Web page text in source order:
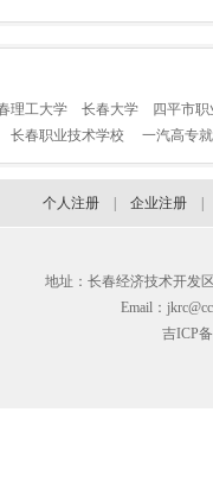
理工大学 长春大学
四平市
长春职业技术学校 一汽高专
个人注册 企业注册
地址：长春经济技术开发
Email：
吉ICP